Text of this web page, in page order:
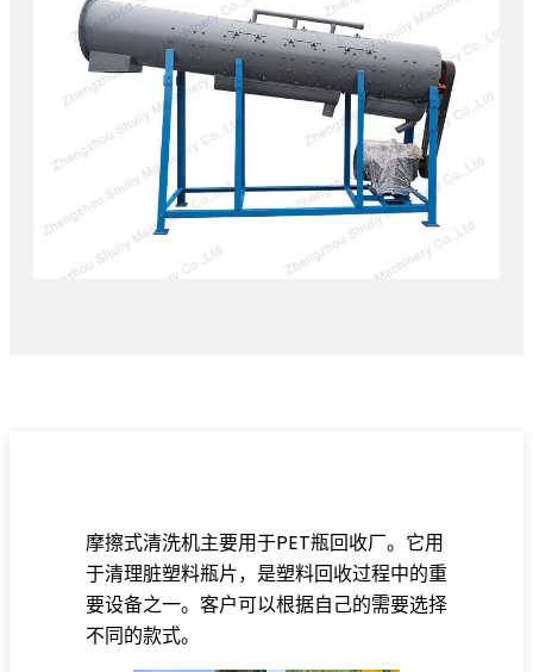
摩擦式清洗机主要用于PET瓶回收厂。它用
于清理脏塑料瓶片，是塑料回收过程中的重
要设备之一。客户可以根据自己的需要选择
不同的款式。